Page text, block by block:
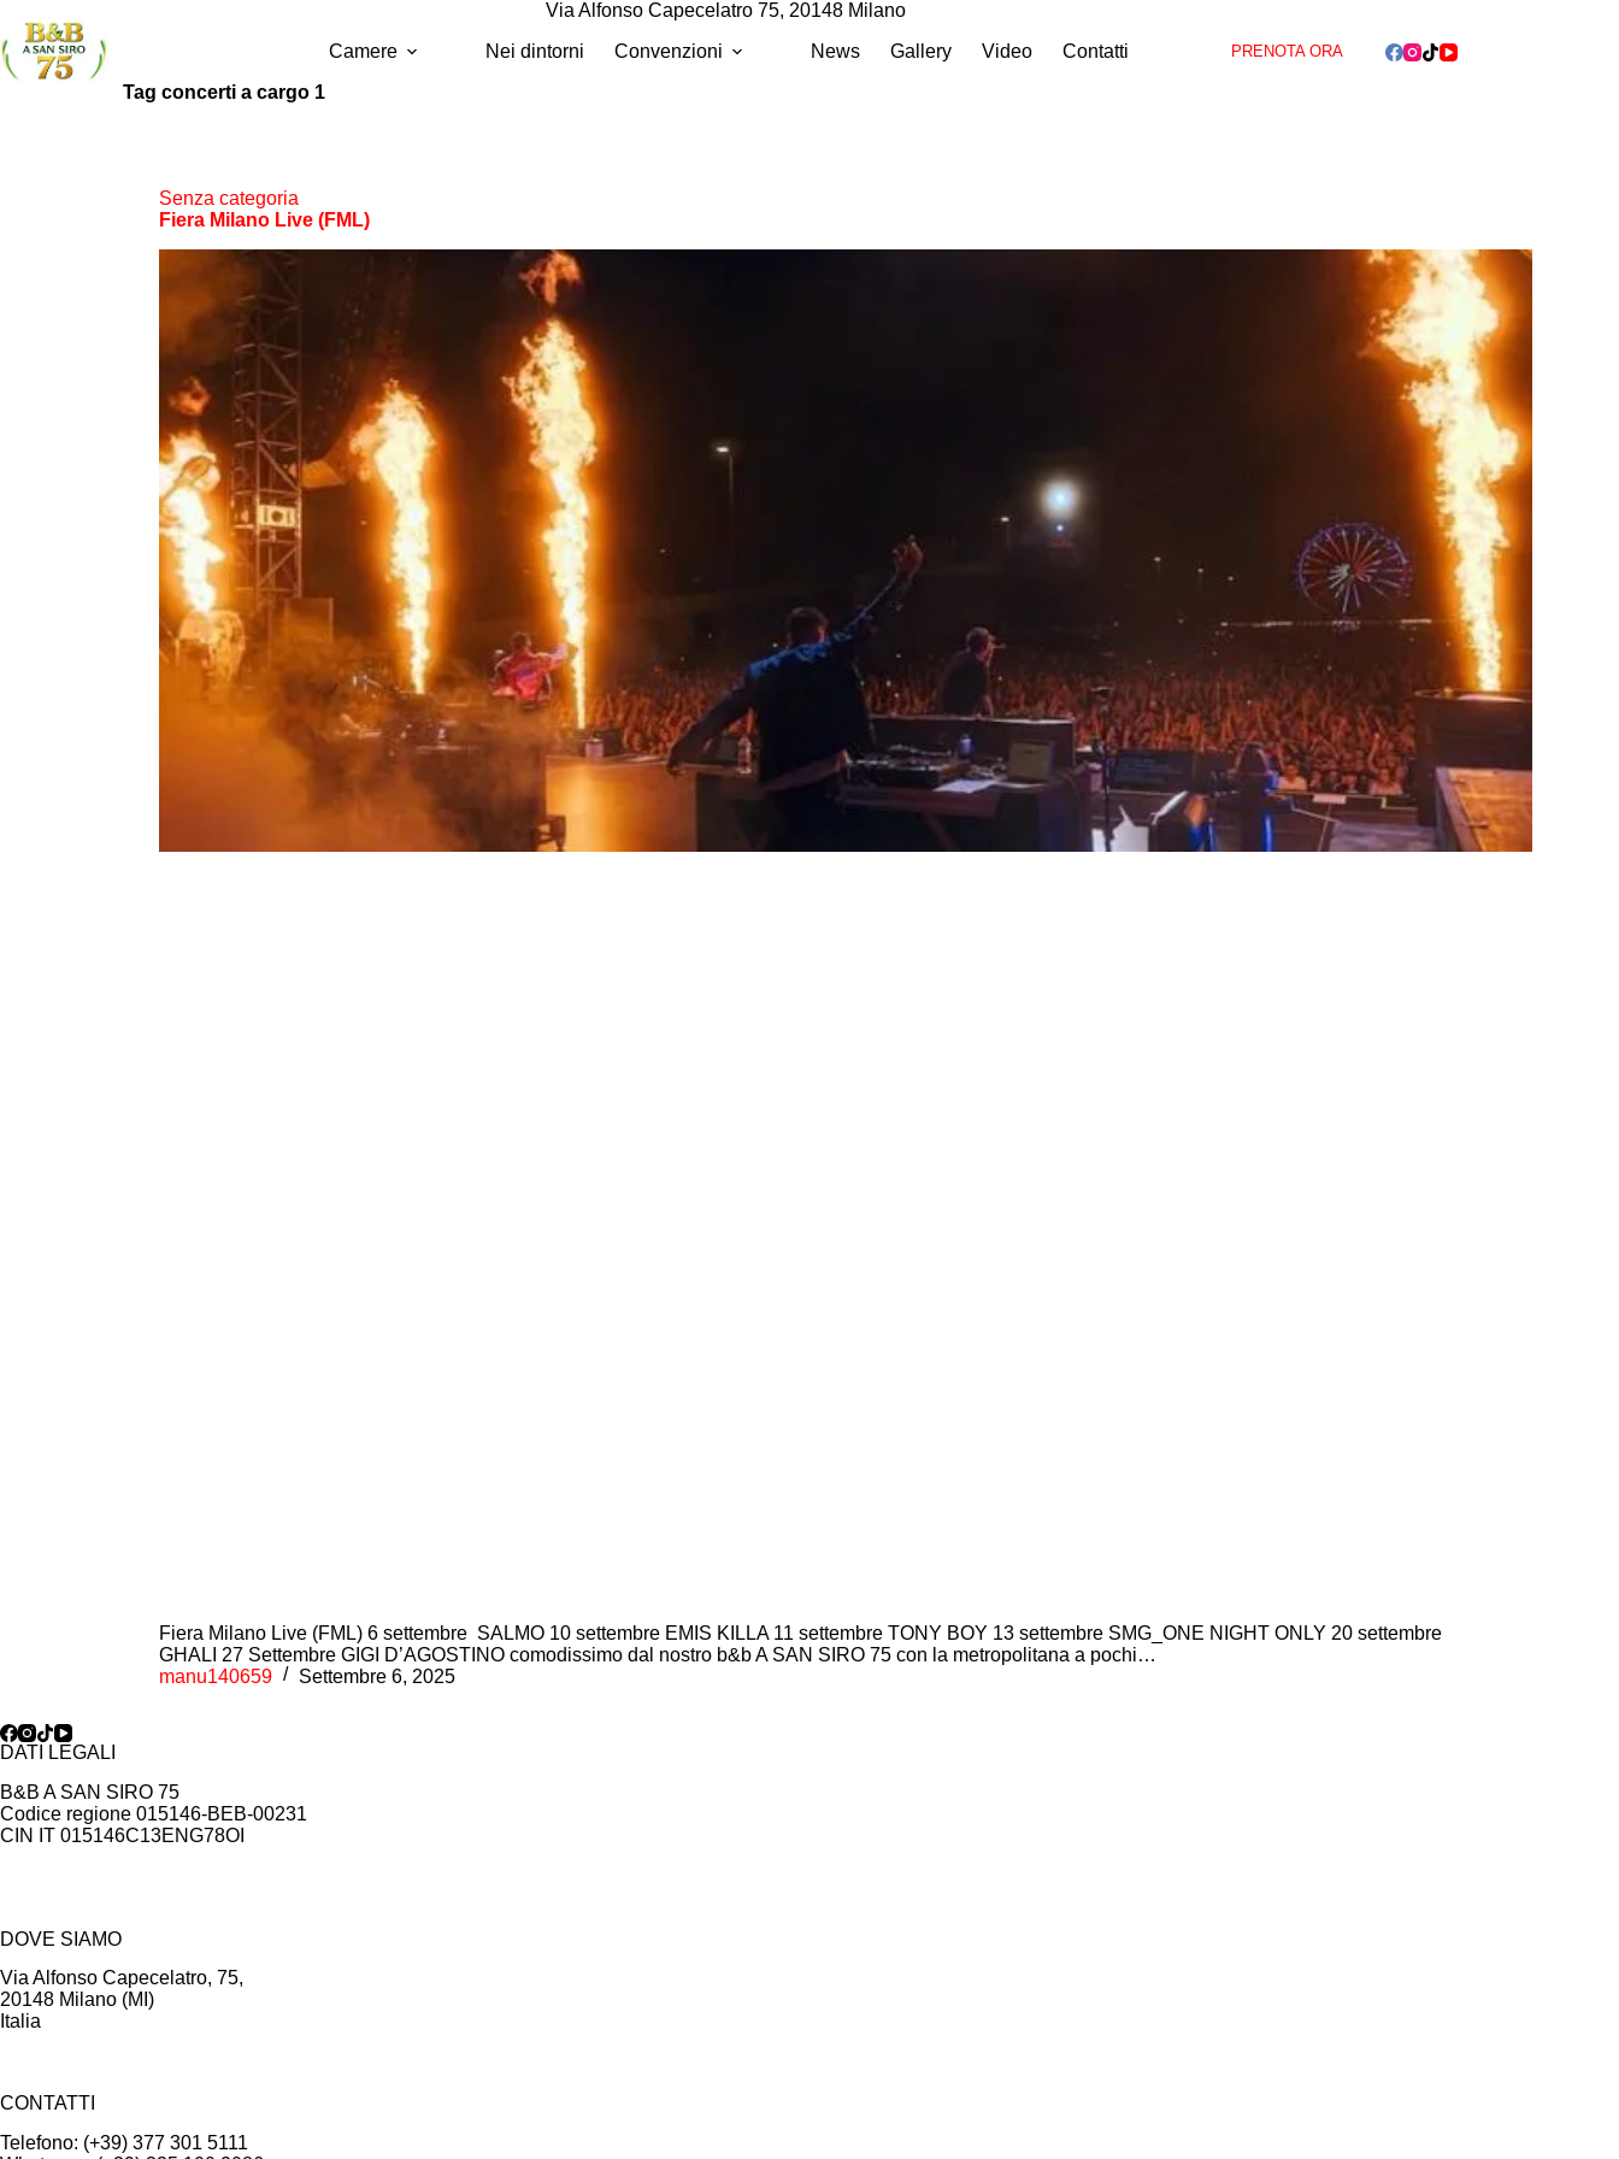
Via Alfonso Capecelatro 75, 20148 Milano
Camere
Nei dintorni Convenzioni News Gallery Video Contatti PRENOTA ORA
Tag concerti a cargo 1
Senza categoria
Fiera Milano Live (FML)
Fiera Milano Live (FML) 6 settembre SALMO 10 settembre EMIS KILLA 11 settembre TONY BOY 13 settembre SMG_ONE NIGHT ONLY 20 settembre
GHALI 27 Settembre GIGI D’AGOSTINO comodissimo dal nostro b&b A SAN SIRO 75 con la metropolitana a pochi…
manu140659
Settembre 6, 2025
DATI LEGALI
B&B A SAN SIRO 75
Codice regione 015146-BEB-00231
CIN IT 015146C13ENG78OI
DOVE SIAMO
Via Alfonso Capecelatro, 75,
20148 Milano (MI)
Italia
CONTATTI
Telefono: (+39) 377 301 5111